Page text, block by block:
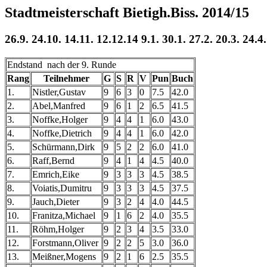
Stadtmeisterschaft Bietigh.Biss. 2014/15
26.9. 24.10. 14.11. 12.12.14 9.1. 30.1. 27.2. 20.3.
Endstand nach der 9. Runde
Rang
Teilnehmer G S R V Pun Buch
1.
Nistler,Gustav 9 6 3 0 7.5
42.0
2.
Abel,Manfred 9 6 1 2 6.5
41.5
3.
Noffke,Holger 9 4 4 1 6.0
43.0
4.
Noffke,Dietrich 9 4 4 1 6.0
42.0
5.
Schürmann,Dirk 9 5 2 2 6.0
41.0
6.
Raff,Bernd 9 4 1 4 4.5
40.0
7.
Emrich,Eike 9 3 3 3 4.5
38.5
8.
Voiatis,Dumitru 9 3 3 3 4.5
37.5
9.
Jauch,Dieter 9 3 2 4 4.0
44.5
10.
Franitza,Michael 9 1 6 2 4.0
35.5
11.
Röhm,Holger 9 2 3 4 3.5
33.0
12.
Forstmann,Oliver 9 2 2 5 3.0
36.0
13.
Meißner,Mogens 9 2 1 6 2.5
35.5